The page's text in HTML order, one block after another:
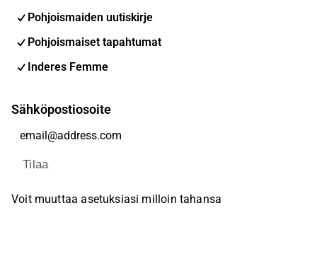
Pohjoismaiden uutiskirje
Pohjoismaiset tapahtumat
Inderes Femme
Sähköpostiosoite
Tilaa
Voit muuttaa asetuksiasi milloin tahansa